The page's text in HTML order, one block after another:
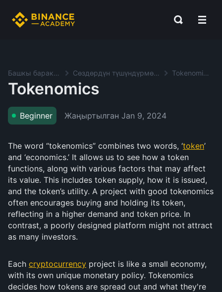
Башкы баракча Сөздөрдүн түшүндүрмөсү Tokenomics
Tokenomics
Beginner Жаңыртылган Jan 9, 2024
The word “tokenomics” combines two words, ‘token’
and ‘economics.’ It allows us to see how a token
functions, along with various factors that may affect
its value. This includes token supply, how it is issued,
and the token’s utility. A project with good tokenomics
often encourages buying and holding its token,
reflecting in a higher demand and token price. In
contrast, a poorly designed platform might not attract
as many investors.
Each cryptocurrency project is like a small economy,
with its own unique monetary policy. Tokenomics
decides how tokens are spread out and what they're